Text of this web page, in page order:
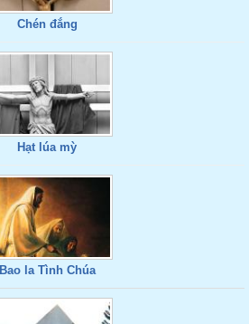
Chén đắng
Hạt lúa mỳ
Bao la Tình Chúa